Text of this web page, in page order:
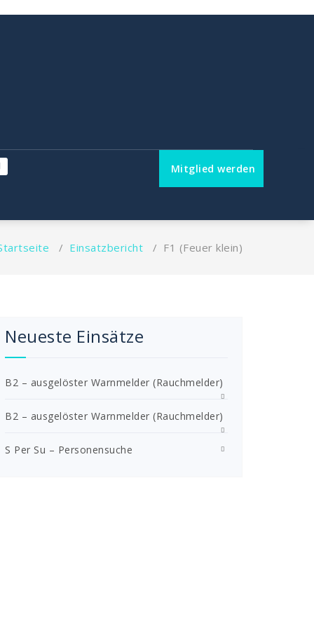
Mitglied werden
/ Einsatzbericht / F1 (Feuer klein)
Neueste Einsätze
B2 – ausgelöster Warnmelder (Rauchmelder)
B2 – ausgelöster Warnmelder (Rauchmelder)
S Per Su – Personensuche